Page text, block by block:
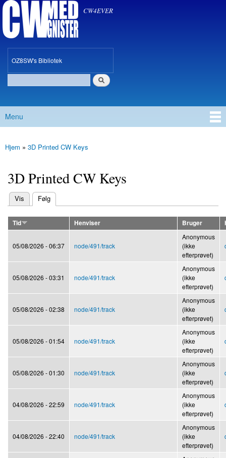
CW med Gnister CW4EVER
oz8swOZ8SW's Bibliotek
Søgefelt
Hovedmenu
Menu
Du er her
Hjem » 3D Printed CW Keys
3D Printed CW Keys
Primære faneblade
Vis Følg
(aktiv fane)
Tid Henviser Bruger
05/08/2026 - 06:37 node/491/track
Anonymous
(ikke
efterprøvet)
05/08/2026 - 03:31 node/491/track
Anonymous
(ikke
efterprøvet)
05/08/2026 - 02:38 node/491/track
Anonymous
(ikke
efterprøvet)
05/08/2026 - 01:54 node/491/track
Anonymous
(ikke
efterprøvet)
05/08/2026 - 01:30 node/491/track
Anonymous
(ikke
efterprøvet)
04/08/2026 - 22:59 node/491/track
Anonymous
(ikke
efterprøvet)
04/08/2026 - 22:40 node/491/track
Anonymous
(ikke
efterprøvet)